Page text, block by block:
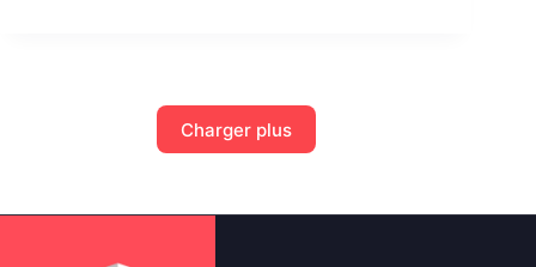
Charger plus